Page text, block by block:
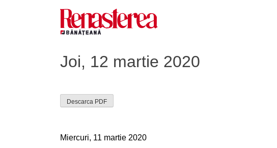
Joi, 12 martie 2020
Descarca PDF
Navigare
Miercuri, 11 martie 2020